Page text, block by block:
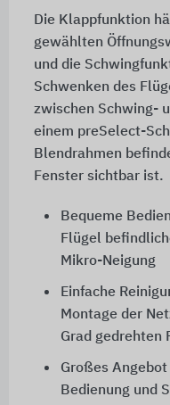
Die Klappfunktion
gewählten
und die
Schwenken des
zwischen Schwing-
einem preSelect-
Blendrahmen
Fenster sichtbar ist.
Bequeme
Flügel
Mikro-Neigung
Einfache
Montage der
Grad gedrehten
Großes
Bedienung und